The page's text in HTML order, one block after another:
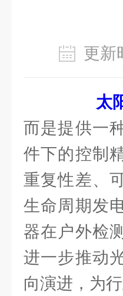
更
太
而是提供一
件下的控制
重复性差、
生命周期发
器在户外检
进一步推动
向演进，为